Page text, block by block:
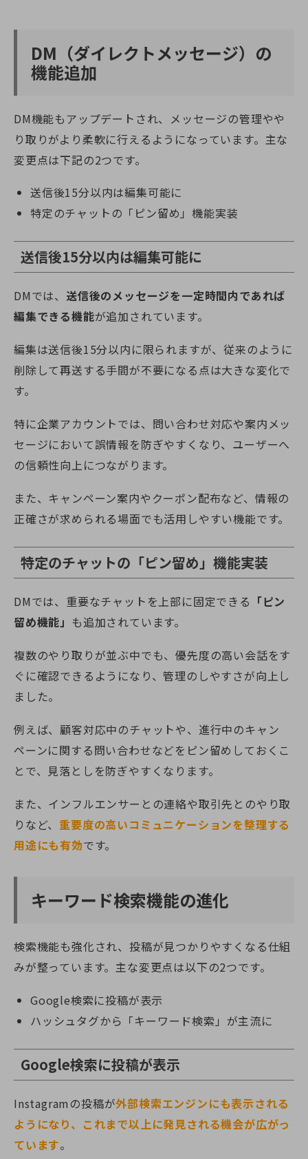
DM（ダイレクトメッセージ）の
機能追加
DM機能もアップデートされ、メッセージの管理やや
り取りがより柔軟に行えるようになっています。主な
変更点は下記の2つです。
送信後15分以内は編集可能に
特定のチャットの「ピン留め」機能実装
送信後15分以内は編集可能に
DMでは、 送信後のメッセージを一定時間内であれば
編集できる機能が追加されています。
編集は送信後15分以内に限られますが、従来のように
削除して再送する手間が不要になる点は大きな変化で
す。
特に企業アカウントでは、問い合わせ対応や案内メッ
セージにおいて誤情報を防ぎやすくなり、ユーザーへ
の信頼性向上につながります。
また、キャンペーン案内やクーポン配布など、情報の
正確さが求められる場面でも活用しやすい機能です。
特定のチャットの「ピン留め」機能実装
DMでは、重要なチャットを上部に固定できる 「ピン
留め機能」 も追加されています。
複数のやり取りが並ぶ中でも、優先度の高い会話をす
ぐに確認できるようになり、管理のしやすさが向上し
ました。
例えば、顧客対応中のチャットや、進行中のキャン
ペーンに関する問い合わせなどをピン留めしておくこ
とで、見落としを防ぎやすくなります。
また、インフルエンサーとの連絡や取引先とのやり取
りなど、 重要度の高いコミュニケーションを整理する
用途にも有効です。
キーワード検索機能の進化
検索機能も強化され、投稿が見つかりやすくなる仕組
みが整っています。主な変更点は以下の2つです。
Google検索に投稿が表示
ハッシュタグから「キーワード検索」が主流に
Google検索に投稿が表示
Instagramの投稿が外部検索エンジンにも表示される
ようになり、これまで以上に発見される機会が広がっ
ています。